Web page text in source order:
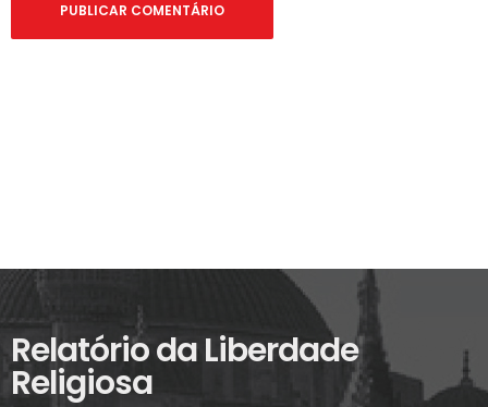
Relatório da Liberdade
Religiosa